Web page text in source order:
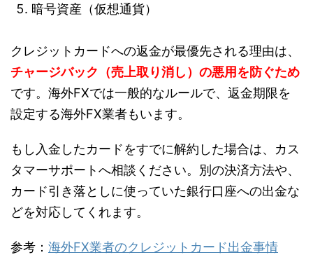
暗号資産（仮想通貨）
クレジットカードへの返金が最優先される理由は、
チャージバック（売上取り消し）の悪用を防ぐため
です。海外FXでは一般的なルールで、返金期限を
設定する海外FX業者もいます。
もし入金したカードをすでに解約した場合は、カス
タマーサポートへ相談ください。別の決済方法や、
カード引き落としに使っていた銀行口座への出金な
どを対応してくれます。
参考： 海外FX業者のクレジットカード出金事情